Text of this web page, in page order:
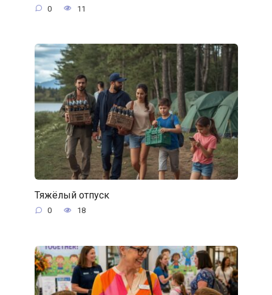
0 11
Тяжёлый отпуск
0 18